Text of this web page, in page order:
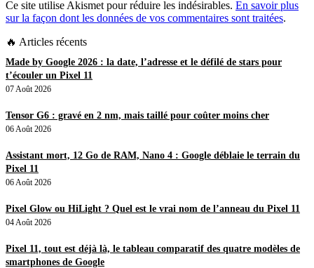
Ce site utilise Akismet pour réduire les indésirables. En savoir plus
sur la façon dont les données de vos commentaires sont traitées.
🔥 Articles récents
Made by Google 2026 : la date, l’adresse et le défilé de stars pour
t’écouler un Pixel 11
07 Août 2026
Tensor G6 : gravé en 2 nm, mais taillé pour coûter moins cher
06 Août 2026
Assistant mort, 12 Go de RAM, Nano 4 : Google déblaie le terrain du
Pixel 11
06 Août 2026
Pixel Glow ou HiLight ? Quel est le vrai nom de l’anneau du Pixel 11
04 Août 2026
Pixel 11, tout est déjà là, le tableau comparatif des quatre modèles de
smartphones de Google